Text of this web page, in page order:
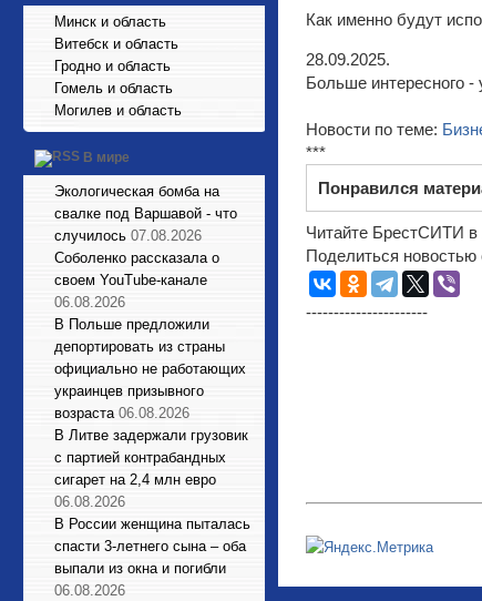
Минск и область
Витебск и область
Гродно и область
Гомель и область
Могилев и область
В мире
Экологическая бомба на
свалке под Варшавой - что
случилось 07.08.2026
Соболенко рассказала о
своем YouTube-канале
06.08.2026
В Польше предложили
депортировать из страны
официально не работающих
украинцев призывного
возраста 06.08.2026
В Литве задержали грузовик
с партией контрабандных
сигарет на 2,4 млн евро
06.08.2026
В России женщина пыталась
спасти 3-летнего сына – оба
выпали из окна и погибли
06.08.2026
Как именно будут
28.09.2025.
Больше интересного -
Новости по теме:
***
Понравился
Читайте БрестСИТИ в
Поделиться новостью
----------------------